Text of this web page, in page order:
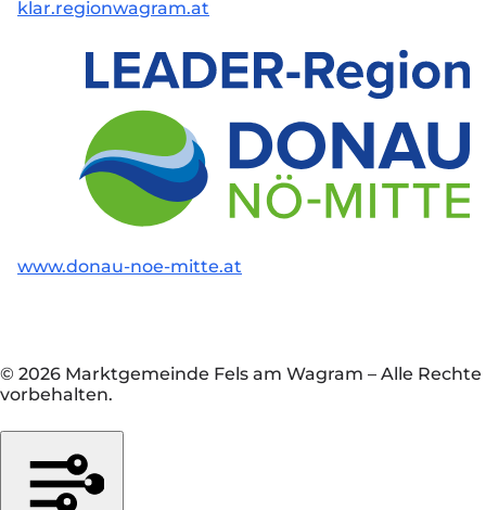
klar.regionwagram.at
www.donau-noe-mitte.at
© 2026 Marktgemeinde Fels am Wagram – Alle Rechte
vorbehalten.